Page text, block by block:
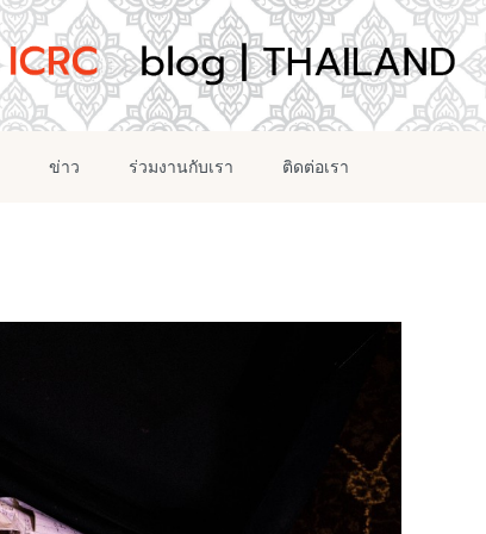
ข่าว ร่วมงานกับเรา ติดต่อเรา